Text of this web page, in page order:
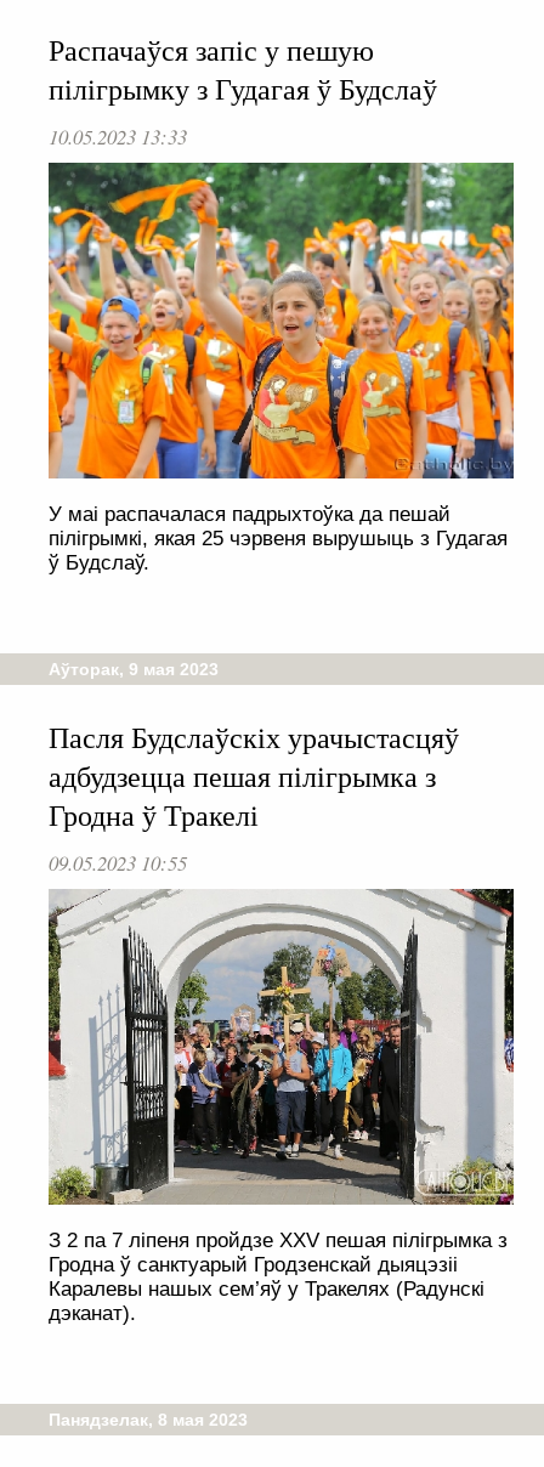
Распачаўся запіс у пешую
пілігрымку з Гудагая ў Будслаў
10.05.2023 13:33
У маі распачалася падрыхтоўка да пешай
пілігрымкі, якая 25 чэрвеня вырушыць з Гудагая
ў Будслаў.
Аўторак, 9 мая 2023
Пасля Будслаўскіх урачыстасцяў
адбудзецца пешая пілігрымка з
Гродна ў Тракелі
09.05.2023 10:55
З 2 па 7 ліпеня пройдзе XXV пешая пілігрымка з
Гродна ў санктуарый Гродзенскай дыяцэзіі
Каралевы нашых сем’яў у Тракелях (Радунскі
дэканат).
Панядзелак, 8 мая 2023